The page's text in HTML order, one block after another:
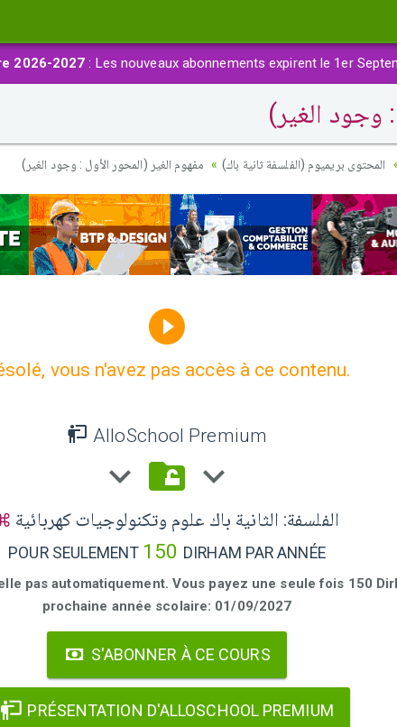
2026-2027 : Les nouveaux abonnements expirent le 1er
وجود الغير)
المحتوى بريميوم (الفلسفة ثانية باك) مفهوم الغير (المحور الأول : وجود الغير)
vous n'avez pas accès à ce contenu.
AlloSchool Premium
الفلسفة: الثانية باك علوم وتكنولوجيات كهربائية
POUR SEULEMENT 150 DIRHAM PAR ANNÉE
pas automatiquement. Vous payez une seule fois 150
prochaine année scolaire: 01/09/2027
S'ABONNER À CE COURS
PRÉSENTATION D'ALLOSCHOOL PREMIUM